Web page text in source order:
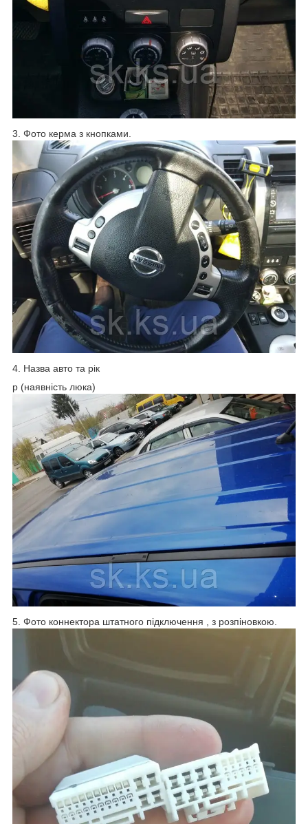
3. Фото керма з кнопками.
4. Назва авто та рік
p (наявність люка)
5. Фото коннектора штатного підключення , з розпіновкою.